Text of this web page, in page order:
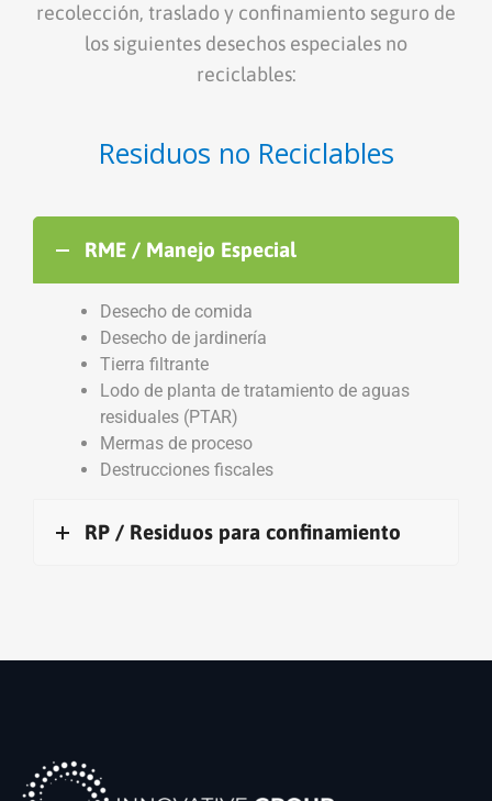
recolección, traslado y confinamiento seguro de
los siguientes desechos especiales no
reciclables:
Residuos no Reciclables
RME / Manejo Especial
Desecho de comida
Desecho de jardinería
Tierra filtrante
Lodo de planta de tratamiento de aguas
residuales (PTAR)
Mermas de proceso
Destrucciones fiscales
RP / Residuos para confinamiento